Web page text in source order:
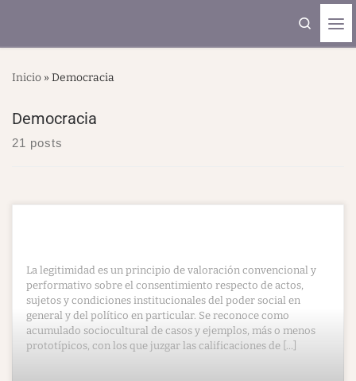
Search
Inicio » Democracia
Democracia
21 posts
La legitimidad es un principio de valoración convencional y
performativo sobre el consentimiento respecto de actos,
sujetos y condiciones institucionales del poder social en
general y del político en particular. Se reconoce como
acumulado sociocultural de casos y ejemplos, más o menos
prototípicos, con los que juzgar las calificaciones de […]